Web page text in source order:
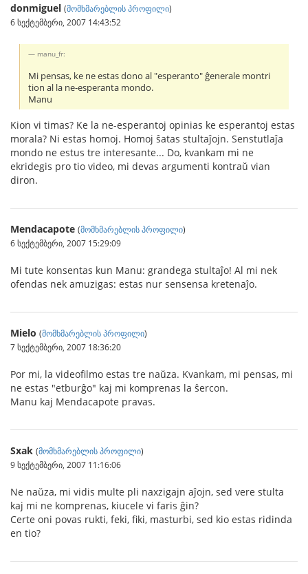
donmiguel (მომხმარებლის პროფილი)
6 სექტემბერი, 2007 14:43:52
manu_fr:
Mi pensas, ke ne estas dono al "esperanto" ĝenerale montri
tion al la ne-esperanta mondo.
Manu
Kion vi timas? Ke la ne-esperantoj opinias ke esperantoj estas
morala? Ni estas homoj. Homoj ŝatas stultaĵojn. Senstutlaĵa
mondo ne estus tre interesante... Do, kvankam mi ne
ekridegis pro tio video, mi devas argumenti kontraŭ vian
diron.
Mendacapote (მომხმარებლის პროფილი)
6 სექტემბერი, 2007 15:29:09
Mi tute konsentas kun Manu: grandega stultaĵo! Al mi nek
ofendas nek amuzigas: estas nur sensensa kretenaĵo.
Mielo (მომხმარებლის პროფილი)
7 სექტემბერი, 2007 18:36:20
Por mi, la videofilmo estas tre naŭza. Kvankam, mi pensas, mi
ne estas "etburĝo" kaj mi komprenas la ŝercon.
Manu kaj Mendacapote pravas.
Sxak (მომხმარებლის პროფილი)
9 სექტემბერი, 2007 11:16:06
Ne naŭza, mi vidis multe pli naxzigajn aĵojn, sed vere stulta
kaj mi ne komprenas, kiucele vi faris ĝin?
Certe oni povas rukti, feki, fiki, masturbi, sed kio estas ridinda
en tio?